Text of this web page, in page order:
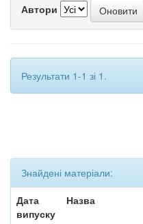
Автори
Результати 1-1 зі 1.
Знайдені матеріали:
Дата
випуску
Назва